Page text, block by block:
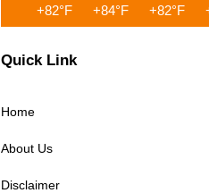
+82°F +84°F +82°F
Quick Link
Home
About Us
Disclaimer